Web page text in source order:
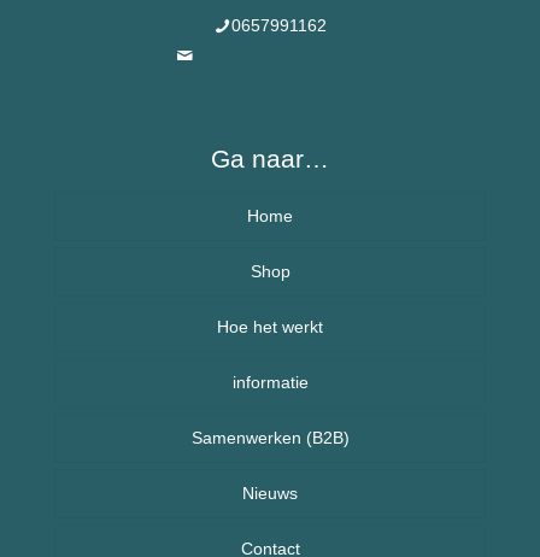
0657991162
Ga naar…
Home
Over BeSafeCharm – ons verhaal
Shop
Armbanden
Kettingen
Kinderen
Sport sieraden
Hoe het werkt
informatie
Veelgestelde vragen (FAQ) – BeSafeCharm
Retourneren & herroepingsrecht
Samenwerken (B2B)
Nieuws
Nieuws uit Nederland
Contact